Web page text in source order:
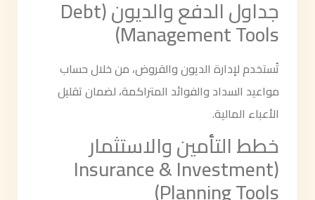
جداول الدفع والديون (Debt
Management Tools)
تُستخدم لإدارة الديون والقروض، من خلال حساب
مواعيد السداد والفوائد المتراكمة، لضمان تقليل
الأعباء المالية.
خطط التأمين والاستثمار
(Insurance & Investment
Planning Tools)